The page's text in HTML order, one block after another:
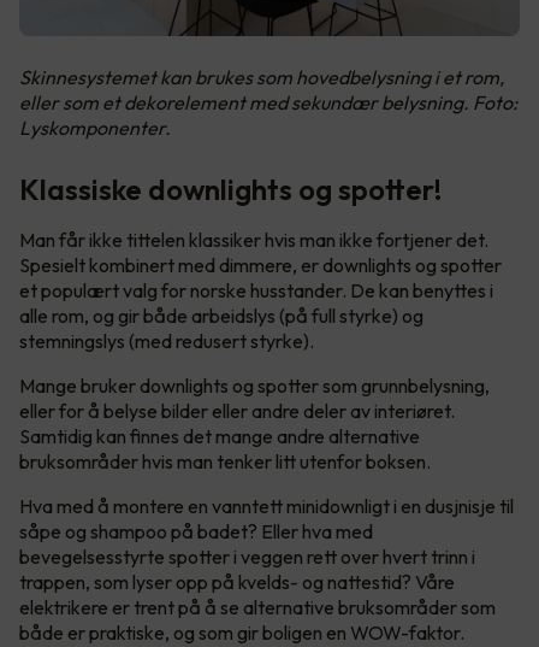
Skinnesystemet kan brukes som hovedbelysning i et rom,
eller som et dekorelement med sekundær belysning. Foto:
Lyskomponenter.
Klassiske downlights og spotter!
Man får ikke tittelen klassiker hvis man ikke fortjener det.
Spesielt kombinert med dimmere, er downlights og spotter
et populært valg for norske husstander. De kan benyttes i
alle rom, og gir både arbeidslys (på full styrke) og
stemningslys (med redusert styrke).
Mange bruker downlights og spotter som grunnbelysning,
eller for å belyse bilder eller andre deler av interiøret.
Samtidig kan finnes det mange andre alternative
bruksområder hvis man tenker litt utenfor boksen.
Hva med å montere en vanntett minidownligt i en dusjnisje til
såpe og shampoo på badet? Eller hva med
bevegelsesstyrte spotter i veggen rett over hvert trinn i
trappen, som lyser opp på kvelds- og nattestid? Våre
elektrikere er trent på å se alternative bruksområder som
både er praktiske, og som gir boligen en WOW-faktor.